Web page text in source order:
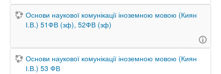
Основи наукової комунікації іноземною мовою (Киян
І.В.) 51ФВ (зф), 52ФВ (зф)
Основи наукової комунікації іноземною мовою (Киян
І.В.) 53 ФВ